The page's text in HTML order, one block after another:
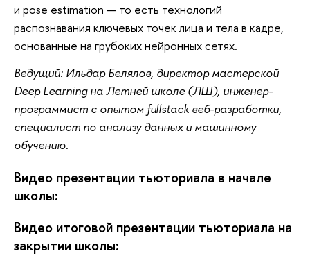
и pose estimation — то есть технологий
распознавания ключевых точек лица и тела в кадре,
основанные на грубоких нейронных сетях.
Ведущий: Ильдар Белялов, директор мастерской
Deep Learning на Летней школе (ЛШ), инженер-
программист с опытом fullstack веб-разработки,
специалист по анализу данных и машинному
обучению.
Видео презентации тьюториала в начале
школы:
Видео итоговой презентации тьюториала на
закрытии школы: